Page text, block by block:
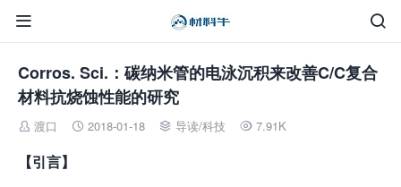


Corros. Sci.：碳纳米管的电泳沉积来改善C/C复合
材料抗烧蚀性能的研究
 渡口  2018-01-18  导读/科技  7.91K
【引言】